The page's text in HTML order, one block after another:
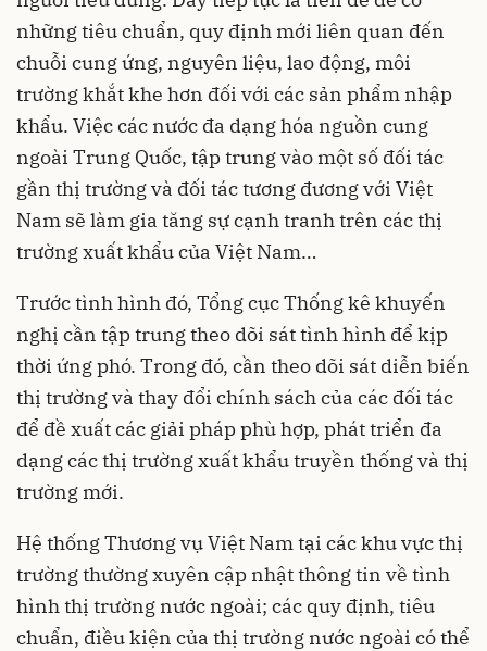
những tiêu chuẩn, quy định mới liên quan đến
chuỗi cung ứng, nguyên liệu, lao động, môi
trường khắt khe hơn đối với các sản phẩm nhập
khẩu. Việc các nước đa dạng hóa nguồn cung
ngoài Trung Quốc, tập trung vào một số đối tác
gần thị trường và đối tác tương đương với Việt
Nam sẽ làm gia tăng sự cạnh tranh trên các thị
trường xuất khẩu của Việt Nam…
Trước tình hình đó, Tổng cục Thống kê khuyến
nghị cần tập trung theo dõi sát tình hình để kịp
thời ứng phó. Trong đó, cần theo dõi sát diễn biến
thị trường và thay đổi chính sách của các đối tác
để đề xuất các giải pháp phù hợp, phát triển đa
dạng các thị trường xuất khẩu truyền thống và thị
trường mới.
Hệ thống Thương vụ Việt Nam tại các khu vực thị
trường thường xuyên cập nhật thông tin về tình
hình thị trường nước ngoài; các quy định, tiêu
chuẩn, điều kiện của thị trường nước ngoài có thể